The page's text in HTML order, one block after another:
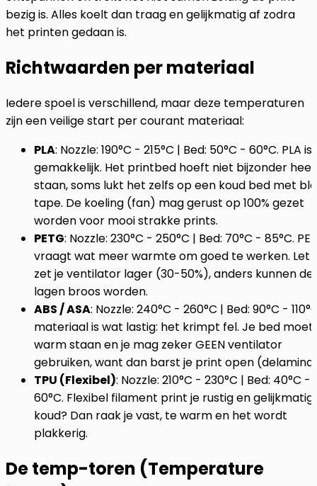
bezig is. Alles koelt dan traag en gelijkmatig af zodra
het printen gedaan is.
Richtwaarden per materiaal
Iedere spoel is verschillend, maar deze temperaturen
zijn een veilige start per courant materiaal:
PLA: Nozzle: 190°C - 215°C | Bed: 50°C - 60°C. PLA
gemakkelijk. Het printbed hoeft niet bijzonder
staan, soms lukt het zelfs op een koud bed met
tape. De koeling (fan) mag gerust op 100% gezet
worden voor mooi strakke prints.
PETG: Nozzle: 230°C - 250°C | Bed: 70°C - 85°C.
vraagt wat meer warmte om goed te werken. Let
zet je ventilator lager (30-50%), anders kunnen de
lagen broos worden.
ABS / ASA: Nozzle: 240°C - 260°C | Bed: 90°C -
materiaal is wat lastig: het krimpt fel. Je bed moet
warm staan en je mag zeker GEEN ventilator
gebruiken, want dan barst je print open
TPU (Flexibel): Nozzle: 210°C - 230°C | Bed: 40°C -
60°C. Flexibel filament print je rustig en
koud? Dan raak je vast, te warm en het wordt
plakkerig.
De temp-toren (Temperature